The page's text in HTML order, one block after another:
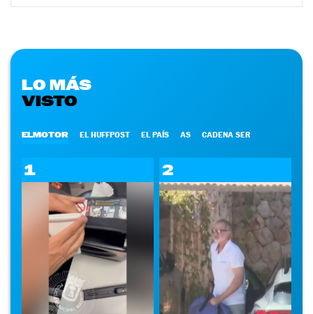
LO MÁS
VISTO
ELMOTOR EL HUFFPOST EL PAÍS AS CADENA SER
1 2